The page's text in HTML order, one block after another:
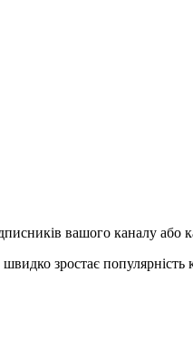
вашого каналу або
зростає